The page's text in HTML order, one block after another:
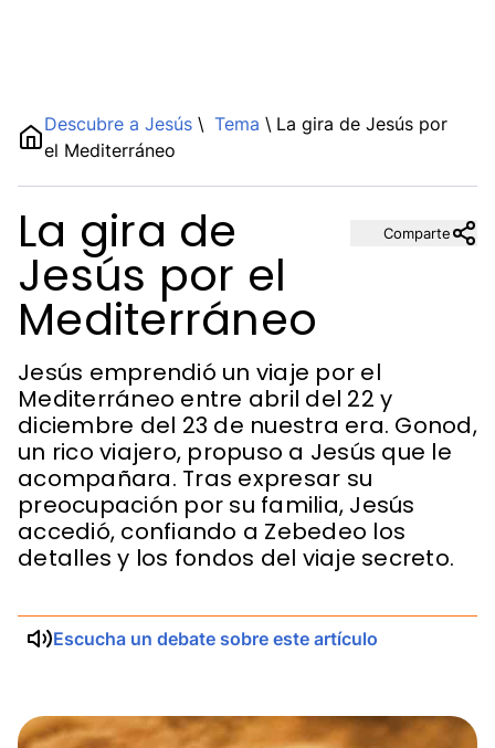
Descubre a Jesús \ Tema \ La gira de Jesús por
el Mediterráneo
La gira de
Jesús por el
Mediterráneo
Jesús emprendió un viaje por el
Mediterráneo entre abril del 22 y
diciembre del 23 de nuestra era. Gonod,
un rico viajero, propuso a Jesús que le
acompañara. Tras expresar su
preocupación por su familia, Jesús
accedió, confiando a Zebedeo los
detalles y los fondos del viaje secreto.
Comparte
Escucha un debate sobre este artículo
Name
Description